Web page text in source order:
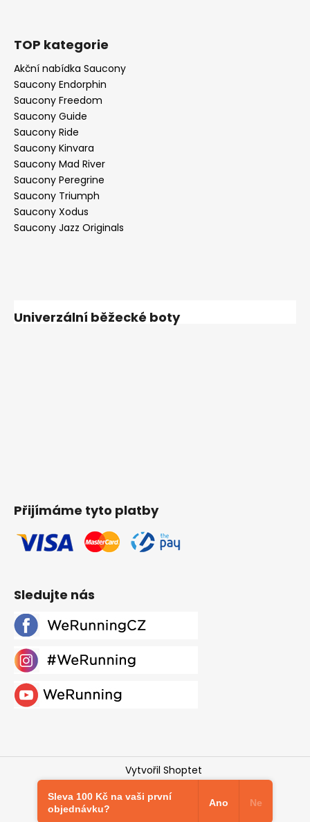
TOP kategorie
Akční nabídka Saucony
Saucony Endorphin
Saucony Freedom
Saucony Guide
Saucony Ride
Saucony Kinvara
Saucony Mad River
Saucony Peregrine
Saucony Triumph
Saucony Xodus
Saucony Jazz Originals
Univerzální běžecké boty
Přijímáme tyto platby
Sledujte nás
Vytvořil Shoptet
Copyright 2026
Werunning.cz
vyhrazena.Upravit nastavení cookies
Sleva 100 Kč na vaši první
objednávku?
Ano Ne